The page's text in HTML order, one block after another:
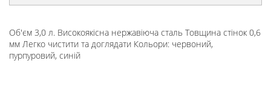
Об'єм 3,0 л. Високоякісна нержавіюча сталь Товщина стінок 0,6
мм Легко чистити та доглядати Кольори: червоний,
пурпуровий, синій